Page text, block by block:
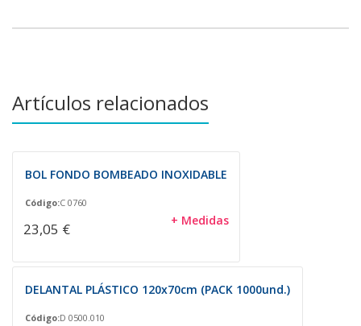
Artículos relacionados
BOL FONDO BOMBEADO INOXIDABLE
Código:C 0760
23,05 € + Medidas
DELANTAL PLÁSTICO 120x70cm (PACK 1000und.)
Código:D 0500.010